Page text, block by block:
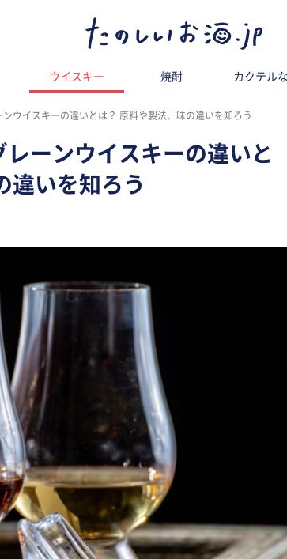
ウイスキー 焼酎 カクテル
ウイスキーの違いとは？ 原料や製法、味の違いを知ろう
ーンウイスキーの違いと
違いを知ろう